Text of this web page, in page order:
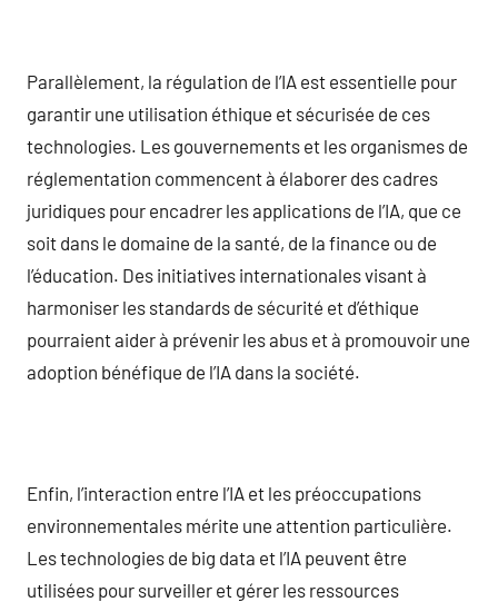
Parallèlement, la régulation de l’IA est essentielle pour
garantir une utilisation éthique et sécurisée de ces
technologies. Les gouvernements et les organismes de
réglementation commencent à élaborer des cadres
juridiques pour encadrer les applications de l’IA, que ce
soit dans le domaine de la santé, de la finance ou de
l’éducation. Des initiatives internationales visant à
harmoniser les standards de sécurité et d’éthique
pourraient aider à prévenir les abus et à promouvoir une
adoption bénéfique de l’IA dans la société.
Enfin, l’interaction entre l’IA et les préoccupations
environnementales mérite une attention particulière.
Les technologies de big data et l’IA peuvent être
utilisées pour surveiller et gérer les ressources